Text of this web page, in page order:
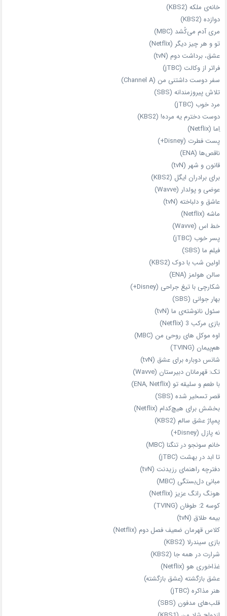
خانه‌ی ملکه (KBS2)
دوازده (KBS2)
مری آدم می‌کُشد (MBC)
تو و هر چیز دیگر (Netflix)
عشق، برداشت دوم (tvN)
فراتر از وکالت (jTBC)
سفر دوست‌ داشتنی من (Channel A)
تلاش پیروزمندانه (SBS)
مرد خوب (jTBC)
دوست دخترم یه مرده! (KBS2)
اِما (Netflix)
پست فطرت (Disney+)
ناقص‌ها (ENA)
قانون و شهر (tvN)
برای برادران ایگل (KBS2)
عوضی و پولدار (Wavve)
عاشق و دلباخته (tvN)
ماشه (Netflix)
خط اس (Wavve)
پسر خوب (jTBC)
فیلم ما (SBS)
اولین شب با دوک (KBS2)
سالن هولمز (ENA)
شکارچی با تیغ جراحی (Disney+)
بهار جوانی (SBS)
سئول نانوشته‌ی ما (tvN)
بازی مرکب 3 (Netflix)
اوه موکل های روحی من (MBC)
هم‌پیمان (TVING)
شانس دوباره برای عشق (tvN)
تک: قهرمانان دبیرستان (Wavve)
با طعم و سلیقه تو (ENA, Netflix)
قصر تسخیر شده (SBS)
بخشش برای هیچ‌کدام (Netflix)
پمپاژ عشق سالم (KBS2)
نه پازل (Disney+)
خانم سونجو در تنگنا (MBC)
تا ابد در بهشت (jTBC)
دفترچه راهنمای رزیدنت (tvN)
مبانی دل‌بستگی (MBC)
هونگ رانگ عزیز (Netflix)
کوسه 2: طوفان (TVING)
بیمه طلاق (tvN)
کلاس قهرمان ضعیف فصل دوم (Netflix)
بازی سیندرلا (KBS2)
شرارت در همه‌ جا (KBS2)
غذاخوری هو (Netflix)
عشق بازگشته (عشق بازگشته)
هنر مذاکره (jTBC)
قلب‌های مدفون (SBS)